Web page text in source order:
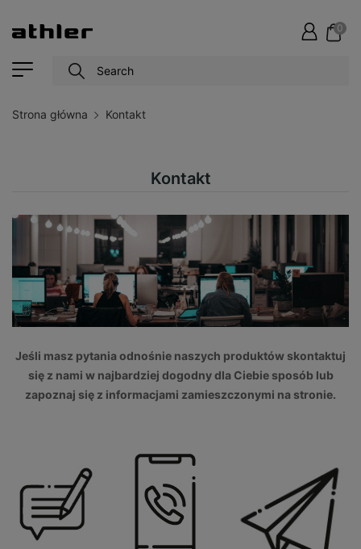
0
Strona główna Kontakt
Kontakt
Jeśli masz pytania odnośnie naszych produktów skontaktuj
się z nami w najbardziej dogodny dla Ciebie sposób lub
zapoznaj się z informacjami zamieszczonymi na stronie.